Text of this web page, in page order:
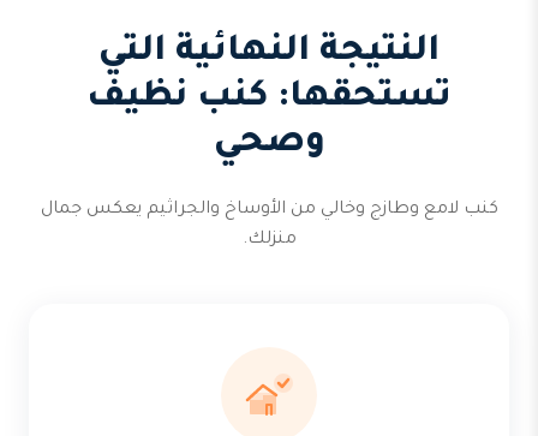
النتيجة النهائية التي
تستحقها: كنب نظيف
وصحي
كنب لامع وطازج وخالي من الأوساخ والجراثيم يعكس جمال
منزلك.